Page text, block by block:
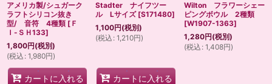
アメリカ製/シュガーク
ラフトシリコン抜き
型/ 音符 4種類 [ Ｆ
Ｉ-ＳＨ133]
1,800円(税別)
(税込 : 1,980円)
カートに入れる
Stadter ナイフツー
ル Lサイズ [S171480]
1,100円(税別)
(税込 : 1,210円)
カートに入れる
Wilton フラワーシェー
ピングボウル 2種類
[W1907-1363]
1,280円(税別)
(税込 : 1,408円)